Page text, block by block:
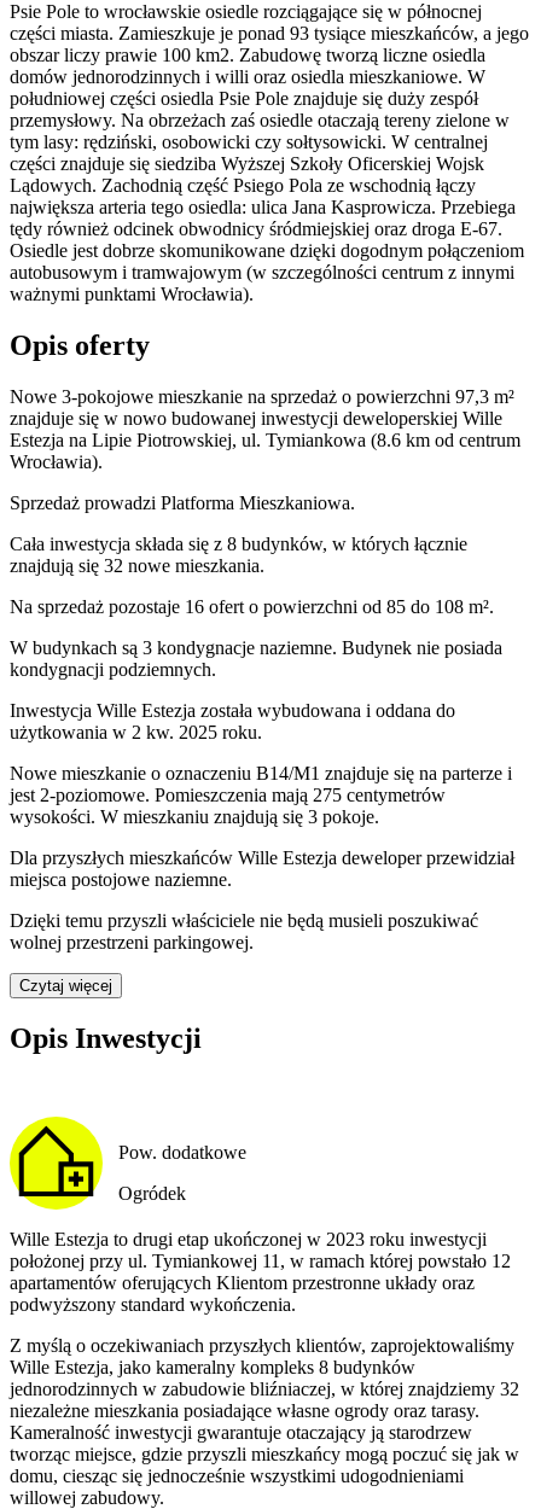
Psie Pole to wrocławskie osiedle rozciągające się w północnej
części miasta. Zamieszkuje je ponad 93 tysiące mieszkańców, a jego
obszar liczy prawie 100 km2. Zabudowę tworzą liczne osiedla
domów jednorodzinnych i willi oraz osiedla mieszkaniowe. W
południowej części osiedla Psie Pole znajduje się duży zespół
przemysłowy. Na obrzeżach zaś osiedle otaczają tereny zielone w
tym lasy: rędziński, osobowicki czy sołtysowicki. W centralnej
części znajduje się siedziba Wyższej Szkoły Oficerskiej Wojsk
Lądowych. Zachodnią część Psiego Pola ze wschodnią łączy
największa arteria tego osiedla: ulica Jana Kasprowicza. Przebiega
tędy również odcinek obwodnicy śródmiejskiej oraz droga E-67.
Osiedle jest dobrze skomunikowane dzięki dogodnym połączeniom
autobusowym i tramwajowym (w szczególności centrum z innymi
ważnymi punktami Wrocławia).
Opis oferty
Nowe 3-pokojowe mieszkanie na sprzedaż o powierzchni 97,3 m²
znajduje się w nowo budowanej inwestycji deweloperskiej Wille
Estezja na Lipie Piotrowskiej, ul. Tymiankowa (8.6 km od centrum
Wrocławia).
Sprzedaż prowadzi Platforma Mieszkaniowa.
Cała inwestycja składa się z 8 budynków, w których łącznie
znajdują się 32 nowe mieszkania.
Na sprzedaż pozostaje 16 ofert o powierzchni od 85 do 108 m².
W budynkach są 3 kondygnacje naziemne. Budynek nie posiada
kondygnacji podziemnych.
Inwestycja Wille Estezja została wybudowana i oddana do
użytkowania w 2 kw. 2025 roku.
Nowe mieszkanie o oznaczeniu B14/M1 znajduje się na parterze i
jest 2-poziomowe. Pomieszczenia mają 275 centymetrów
wysokości. W mieszkaniu znajdują się 3 pokoje.
Dla przyszłych mieszkańców Wille Estezja deweloper przewidział
miejsca postojowe naziemne.
Dzięki temu przyszli właściciele nie będą musieli poszukiwać
wolnej przestrzeni parkingowej.
Czytaj więcej
Opis Inwestycji
Pow. dodatkowe
Ogródek
Wille Estezja to drugi etap ukończonej w 2023 roku inwestycji
położonej przy ul. Tymiankowej 11, w ramach której powstało 12
apartamentów oferujących Klientom przestronne układy oraz
podwyższony standard wykończenia.
Z myślą o oczekiwaniach przyszłych klientów, zaprojektowaliśmy
Wille Estezja, jako kameralny kompleks 8 budynków
jednorodzinnych w zabudowie bliźniaczej, w której znajdziemy 32
niezależne mieszkania posiadające własne ogrody oraz tarasy.
Kameralność inwestycji gwarantuje otaczający ją starodrzew
tworząc miejsce, gdzie przyszli mieszkańcy mogą poczuć się jak w
domu, ciesząc się jednocześnie wszystkimi udogodnieniami
willowej zabudowy.